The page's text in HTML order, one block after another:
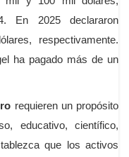
En 2025 declararon
respectivamente.
ha pagado más de un
requieren un propósito
educativo, científico,
que los activos